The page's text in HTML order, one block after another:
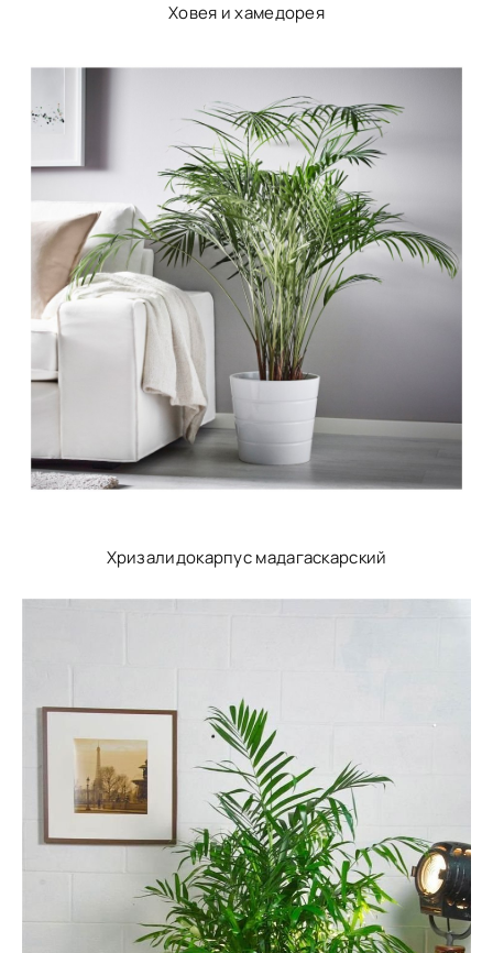
Ховея и хамедорея
Хризалидокарпус мадагаскарский